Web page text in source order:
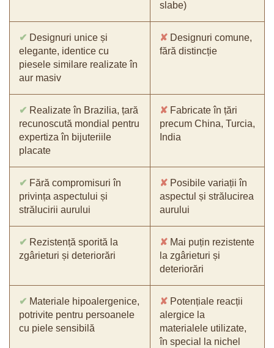
slabe)
✔ Designuri unice și
elegante, identice cu
piesele similare realizate în
aur masiv
✘ Designuri comune,
fără distincție
✔ Realizate în Brazilia, țară
recunoscută mondial pentru
expertiza în bijuteriile
placate
✘ Fabricate în țări
precum China, Turcia,
India
✔ Fără compromisuri în
privința aspectului și
strălucirii aurului
✘ Posibile variații în
aspectul și strălucirea
aurului
✔ Rezistență sporită la
zgârieturi și deteriorări
✘ Mai puțin rezistente
la zgârieturi și
deteriorări
✔ Materiale hipoalergenice,
potrivite pentru persoanele
cu piele sensibilă
✘ Potențiale reacții
alergice la
materialele utilizate,
în special la nichel